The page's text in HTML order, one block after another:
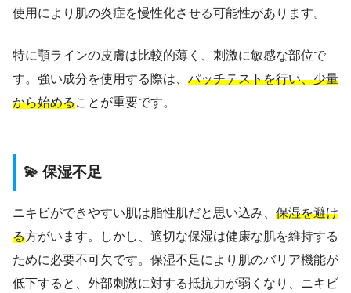
使用により肌の炎症を慢性化させる可能性があります。
特に顎ラインの皮膚は比較的薄く、刺激に敏感な部位で
す。強い成分を使用する際は、 パッチテストを行い、少量
から始めることが重要です。
💫 保湿不足
ニキビができやすい肌は脂性肌だと思い込み、 保湿を避け
る方がいます。しかし、適切な保湿は健康な肌を維持する
ために必要不可欠です。保湿不足により肌のバリア機能が
低下すると、外部刺激に対する抵抗力が弱くなり、ニキビ